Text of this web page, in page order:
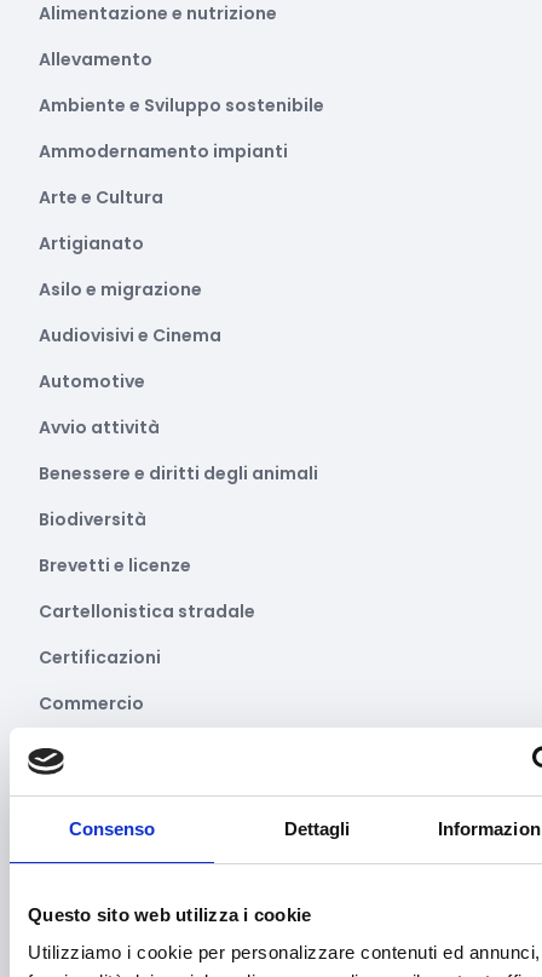
Consenso Dettagli
Questo sito web utilizza i cookie
Utilizziamo i cookie per personalizzare contenuti ed
Alimentazione e nutrizione
Allevamento
Ambiente e Sviluppo sostenibile
Ammodernamento impianti
Arte e Cultura
Artigianato
Asilo e migrazione
Audiovisivi e Cinema
Automotive
Avvio attività
Benessere e diritti degli animali
Biodiversità
Brevetti e licenze
Cartellonistica stradale
Certificazioni
Commercio
Competitività imprese
Consulenza specializzata
Cooperazione Internazionale